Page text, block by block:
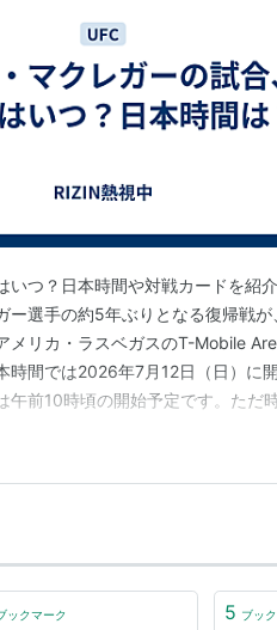
いつ？日本時間や対戦カードを紹
ー選手の約5年ぶりとなる復帰戦
メリカ・ラスベガスのT-Mobile
時間では2026年7月12日（日）に
午前10時頃の開始予定です。ただ
らリアルタイムで観戦することが
ックマーク 5 ブッ